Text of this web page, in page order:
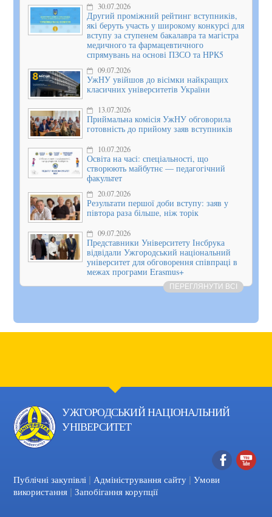
30.07.2026
Другий проміжний рейтинг вступників,
які беруть участь у широкому конкурсі для
вступу за ступенем бакалавра та магістра
медичного та фармацевтичного
спрямувань на основі ПЗСО та НРК5
09.07.2026
УжНУ увійшов до вісімки найкращих
класичних університетів України
13.07.2026
Приймальна комісія УжНУ обговорила
готовність до прийому заяв вступників
10.07.2026
Освіта на часі: спеціальності, що
створюють майбутнє — педагогічний
факультет
20.07.2026
Результати першої доби вступу: заяв у
півтора раза більше, ніж торік
09.07.2026
Представники Університету Інсбрука
відвідали Ужгородський національний
університет для обговорення співпраці в
межах програми Erasmus+
ПЕРЕГЛЯНУТИ ВСІ
УЖГОРОДСЬКИЙ НАЦІОНАЛЬНИЙ
УНІВЕРСИТЕТ
Facebook
Публічні закупівлі | Адміністрування сайту | Умови
використання | Запобігання корупції